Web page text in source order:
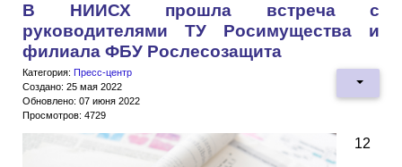
В НИИСХ прошла встреча с
руководителями ТУ Росимущества и
филиала ФБУ Рослесозащита
Категория: Пресс-центр
Создано: 25 мая 2022
Обновлено: 07 июня 2022
Просмотров: 4729
12